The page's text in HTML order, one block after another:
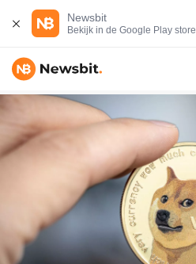
Newsbit
Bekijk in de Google Play store